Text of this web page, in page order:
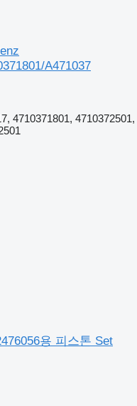
A471037
4710371801, 4710372501,
용 피스톤 Set